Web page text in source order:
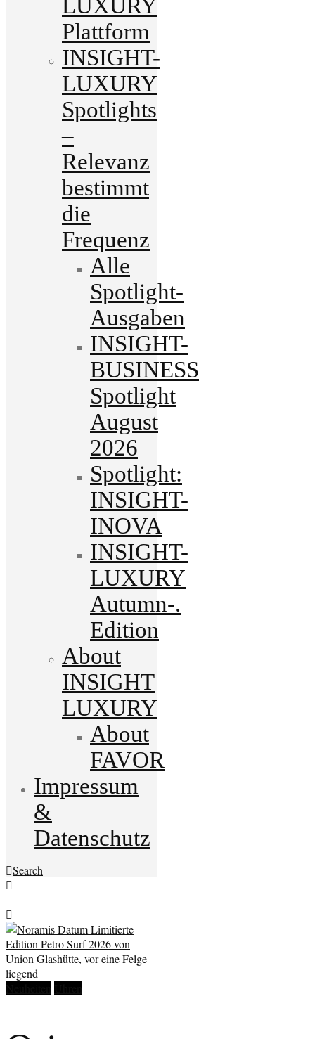
LUXURY
Plattform
INSIGHT-
LUXURY
Spotlights
–
Relevanz
bestimmt
die
Frequenz
Alle
Spotlight-
Ausgaben
INSIGHT-
BUSINESS
Spotlight
August
2026
Spotlight:
INSIGHT-
INOVA
INSIGHT-
LUXURY
Autumn-.
Edition
About
INSIGHT
LUXURY
About
FAVOR
Impressum
&
Datenschutz
Search